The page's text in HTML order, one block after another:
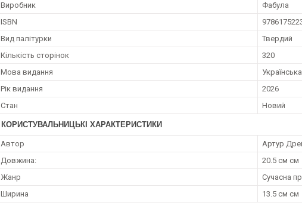
Виробник
Фабула
ISBN
Вид палітурки
Твердий
Кількість сторінок
320
Мова видання
Українська
Рік видання
2026
Стан
Новий
КОРИСТУВАЛЬНИЦЬКІ ХАРАКТЕРИСТИКИ
Автор
Артур
Довжина:
20.5 см см
Жанр
Сучасна
Ширина
13.5 см см